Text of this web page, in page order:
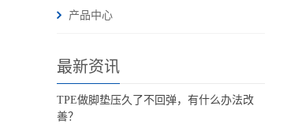
产品中心
最新资讯
TPE做脚垫压久了不回弹，有什么办法改
善？